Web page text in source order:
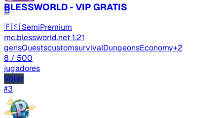
B
BLESSWORLD - VIP GRATIS
🇪🇸 SemiPremium
mc.blessworld.net1.21
gensQuestscustomsurvivalDungeonsEconomy+2
8 / 500
jugadores
Votar
#3